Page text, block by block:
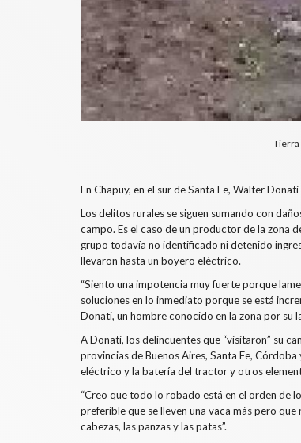
Tierra
En Chapuy, en el sur de Santa Fe, Walter
Los delitos rurales se siguen sumando con
campo. Es el caso de un productor de la zona
grupo todavía no identificado ni detenido
llevaron hasta un boyero eléctrico.
“Siento una impotencia muy fuerte porque
soluciones en lo inmediato porque se está
Donati, un hombre conocido en la zona por
A Donati, los delincuentes que “visitaron” su
provincias de Buenos Aires, Santa Fe,
eléctrico y la batería del tractor y otros
“Creo que todo lo robado está en el orden de
preferible que se lleven una vaca más pero
cabezas, las panzas y las patas”.